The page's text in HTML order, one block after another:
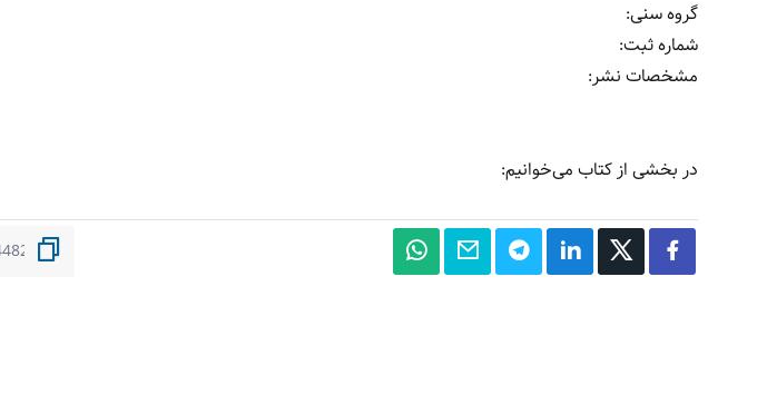
گروه سنی:
شماره ثبت:
مشخصات نشر: ‏‫
در بخشی از کتاب می‌خوانیم: